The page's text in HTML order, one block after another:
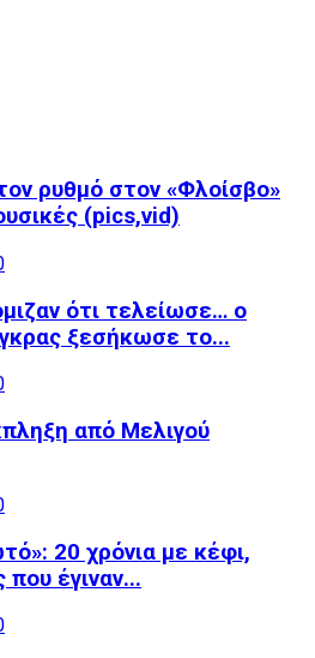
ρυθμό στον «Φλοίσβο»
(pics,vid)
ότι τελείωσε… ο
ξεσήκωσε το...
από Μελιγού
20 χρόνια με κέφι,
έγιναν...